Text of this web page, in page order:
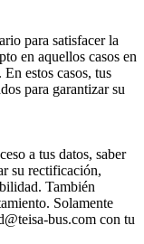
para satisfacer la
en aquellos casos en
estos casos, tus
para garantizar su
a tus datos, saber
su rectificación,
También
Solamente
bus.com con tu